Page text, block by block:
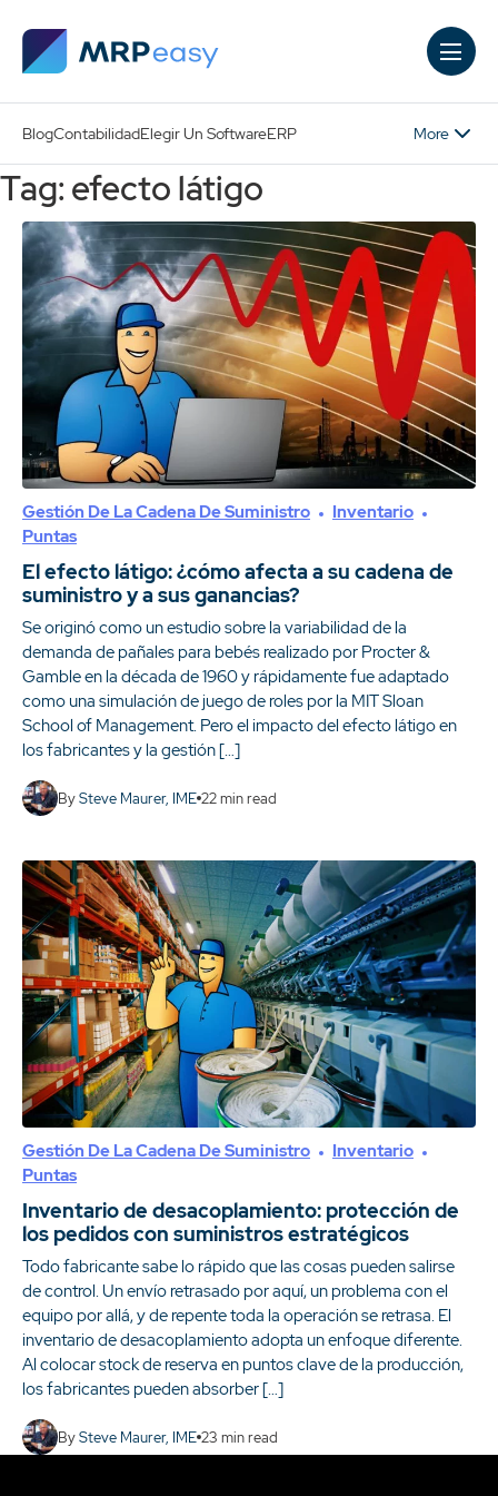
BlogContabilidadElegir Un SoftwareERP More
Tag: efecto látigo
Gestión De La Cadena De Suministro
Inventario
Puntas
El efecto látigo: ¿cómo afecta a su cadena de
suministro y a sus ganancias?
Se originó como un estudio sobre la variabilidad de la
demanda de pañales para bebés realizado por Procter &
Gamble en la década de 1960 y rápidamente fue adaptado
como una simulación de juego de roles por la MIT Sloan
School of Management. Pero el impacto del efecto látigo en
los fabricantes y la gestión […]
BySteve Maurer, IME 22min read
Gestión De La Cadena De Suministro
Inventario
Puntas
Inventario de desacoplamiento: protección de
los pedidos con suministros estratégicos
Todo fabricante sabe lo rápido que las cosas pueden salirse
de control. Un envío retrasado por aquí, un problema con el
equipo por allá, y de repente toda la operación se retrasa. El
inventario de desacoplamiento adopta un enfoque diferente.
Al colocar stock de reserva en puntos clave de la producción,
los fabricantes pueden absorber […]
BySteve Maurer, IME 23 min read